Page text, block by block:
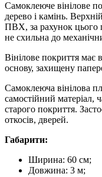
Самоклеюче вінілове
дерево і камінь.
ПВХ, за рахунок цього
не схильна до
Вінілове покриття має
основу, захищену
Самоклеюча вінілова
самостійний матеріал,
старого покриття.
откосів, дверей.
Габарити:
Ширина: 60 см;
Довжина: 3 м;